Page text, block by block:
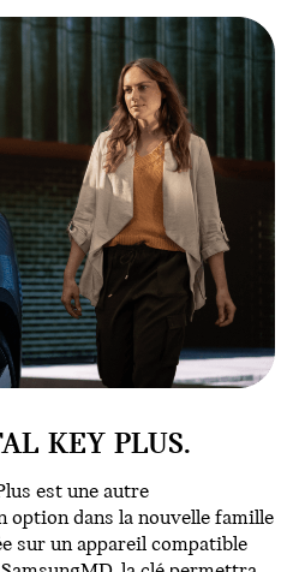
KEY PLUS.
est une autre
dans la nouvelle famille
sur un appareil compatible